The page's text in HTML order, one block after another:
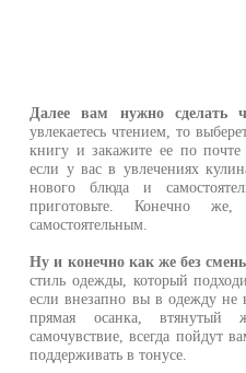
Далее вам нужно сделать
увлекаетесь чтением, то
книгу и закажите ее по
если у вас в увлечениях
нового блюда и
приготовьте. Конечно
самостоятельным.
Ну и конечно как же без
стиль одежды, который
если внезапно вы в одежду не
прямая осанка,
самочувствие, всегда пойдут
поддерживать в тонусе.